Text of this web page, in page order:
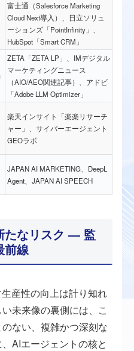
富士通（Salesforce Marketing
Cloud Next導入）、日立ソリュ
ーションズ「PointInfinity」、
HubSpot「Smart CRM」
ZETA「ZETA LP」、IMデジタル
マーケティングニュース
（AIO/AEO関連記事）、アドビ
「Adobe LLM Optimizer」
楽天インサイト「楽楽リサーチ
ャー」、サイバーエージェント
GEOラボ
JAPAN AI MARKETING、DeepL
Agent、JAPAN AI SPEECH
たなリスク ― 監
前線
産性の向上は計り知れ
未来像の裏側には、こ
ない、複雑かつ深刻な
AIエージェントの核と